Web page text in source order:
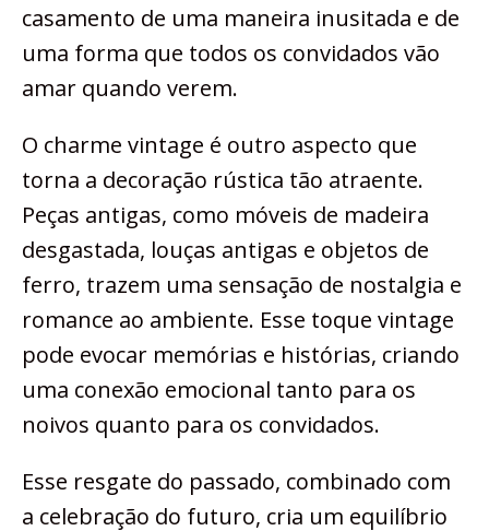
casamento de uma maneira inusitada e de
uma forma que todos os convidados vão
amar quando verem.
O charme vintage é outro aspecto que
torna a decoração rústica tão atraente.
Peças antigas, como móveis de madeira
desgastada, louças antigas e objetos de
ferro, trazem uma sensação de nostalgia e
romance ao ambiente. Esse toque vintage
pode evocar memórias e histórias, criando
uma conexão emocional tanto para os
noivos quanto para os convidados.
Esse resgate do passado, combinado com
a celebração do futuro, cria um equilíbrio